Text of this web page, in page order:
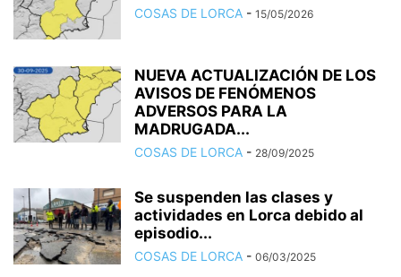
COSAS DE LORCA - 15/05/2026
NUEVA ACTUALIZACIÓN DE LOS
AVISOS DE FENÓMENOS
ADVERSOS PARA LA
MADRUGADA...
COSAS DE LORCA - 28/09/2025
Se suspenden las clases y
actividades en Lorca debido al
episodio...
COSAS DE LORCA - 06/03/2025